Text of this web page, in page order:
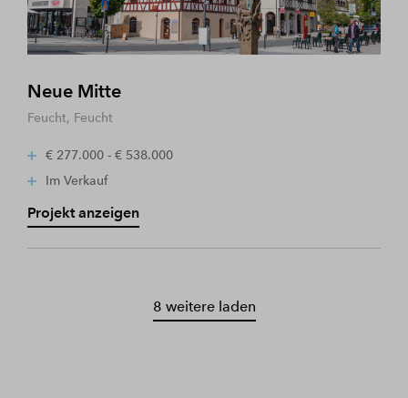
Neue Mitte
Feucht, Feucht
€ 277.000 - € 538.000
Im Verkauf
Projekt anzeigen
8 weitere laden